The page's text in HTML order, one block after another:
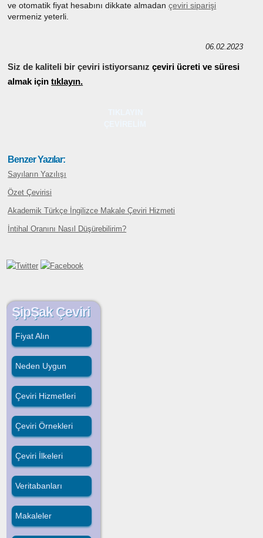
ve otomatik fiyat hesabını dikkate almadançeviri siparişi
vermeniz yeterli.
06.02.2023
Siz de kaliteli bir çeviri istiyorsanız çeviri ücreti ve süresi
almak içintıklayın.
Benzer Yazılar:
Sayıların Yazılışı
Özet Çevirisi
Akademik Türkçe İngilizce Makale Çeviri Hizmeti
İntihal Oranını Nasıl Düşürebilirim?
ŞipŞak Çeviri
Fiyat Alın
Neden Uygun
Çeviri Hizmetleri
Çeviri Örnekleri
Çeviri İlkeleri
Veritabanları
Makaleler